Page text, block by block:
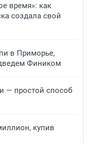
время»: как
создала свой
в Приморье,
Фиником
— простой способ
купив